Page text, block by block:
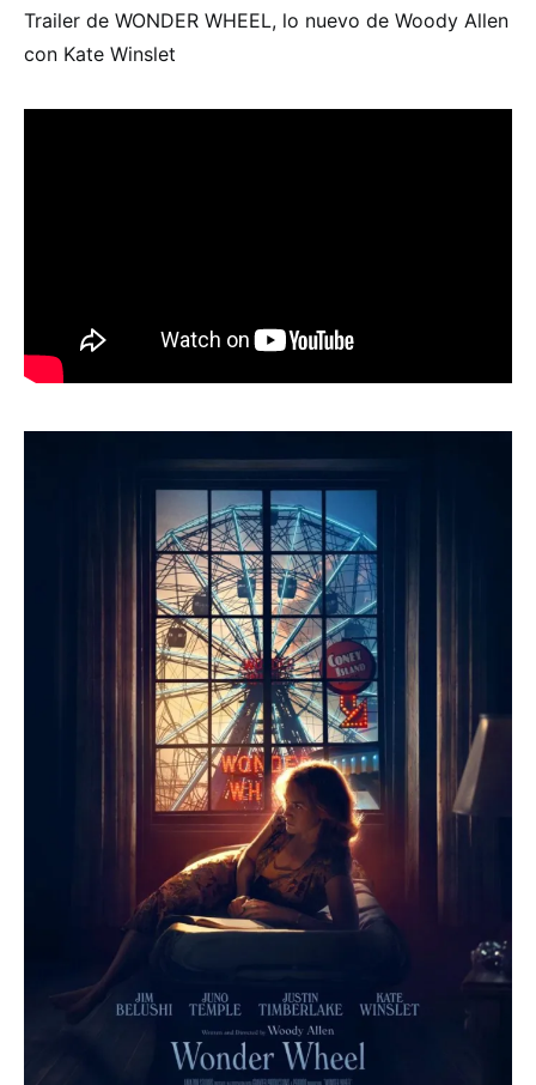
Trailer de WONDER WHEEL, lo nuevo de Woody Allen
con Kate Winslet